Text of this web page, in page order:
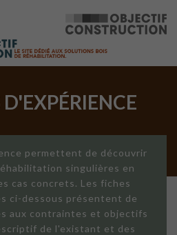
D'EXPÉRIENCE
permettent de découvrir
singulières en
cas concrets. Les fiches
ci-dessous présentent de
aux contraintes et objectifs
de l'existant et des